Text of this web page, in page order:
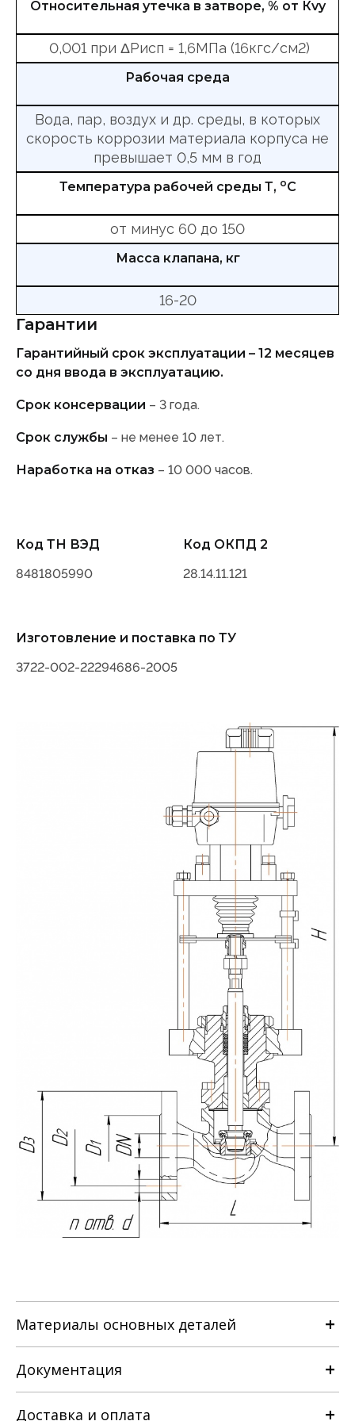
Относительная утечка в затворе, % от Кvy
0,001 при ΔРисп = 1,6МПа (16кгс/см2)
Рабочая среда
Вода, пар, воздух и др. среды, в которых
скорость коррозии материала корпуса не
превышает 0,5 мм в год
Температура рабочей среды Т, оС
от минус 60 до 150
Масса клапана, кг
16-20
Гарантии
Гарантийный срок эксплуатации – 12 месяцев
со дня ввода в эксплуатацию.
Срок консервации – 3 года.
Срок службы – не менее 10 лет.
Наработка на отказ – 10 000 часов.
Код ТН ВЭД
8481805990
Код ОКПД 2
28.14.11.121
Изготовление и поставка по ТУ
3722-002-22294686-2005
Материалы основных деталей
Наименование детали
Документация
Доставка и оплата